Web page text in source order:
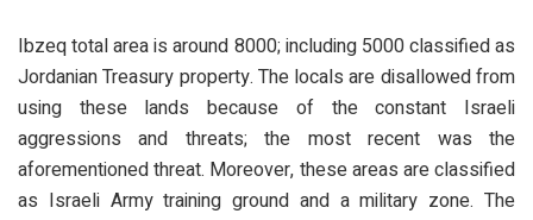
Ibzeq total area is around 8000; including 5000 classified as
Jordanian Treasury property. The locals are disallowed from
using these lands because of the constant Israeli
aggressions and threats; the most recent was the
aforementioned threat. Moreover, these areas are classified
as Israeli Army training ground and a military zone. The